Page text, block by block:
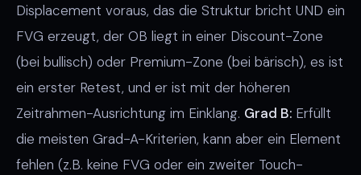
Displacement voraus, das die Struktur bricht UND ein
FVG erzeugt, der OB liegt in einer Discount-Zone
(bei bullisch) oder Premium-Zone (bei bärisch), es ist
ein erster Retest, und er ist mit der höheren
Zeitrahmen-Ausrichtung im Einklang. Grad B: Erfüllt
die meisten Grad-A-Kriterien, kann aber ein Element
fehlen (z.B. keine FVG oder ein zweiter Touch-